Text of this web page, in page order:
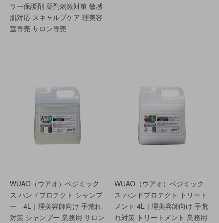
ラー保護剤 薬剤刺激対策 敏感
肌対応 スキャルプケア 理美容
室専売 サロン専売
WUAO（ウアオ）ベジミック
ス ハンドプロテクト シャンプ
ー 4L｜理美容師向け 手荒れ
対策 シャンプー 業務用 サロン
WUAO（ウアオ）ベジミック
ス ハンドプロテクト トリート
メント 4L｜理美容師向け 手荒
れ対策 トリートメント 業務用